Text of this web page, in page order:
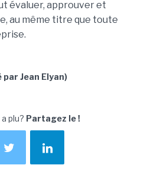
évaluer, approuver et
au même titre que toute
par Jean Elyan)
plu? Partagez le !